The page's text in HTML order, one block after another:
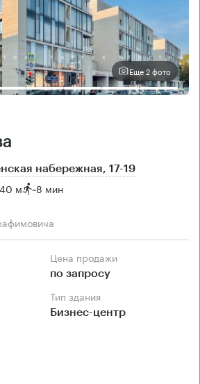
Еще 2 фото
набережная, 17-19
м ~8 мин
Цена продажи
по запросу
Тип здания
Бизнес-центр